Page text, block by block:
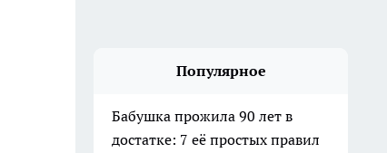
Популярное
Бабушка прожила 90 лет в
достатке: 7 её простых правил